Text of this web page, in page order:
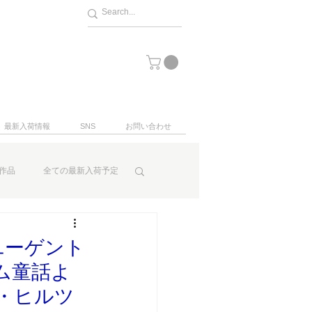
最新入荷情報 SNS お問い合わせ
品 全ての最新入荷予定
ゲント
童話よ
ヒルツ